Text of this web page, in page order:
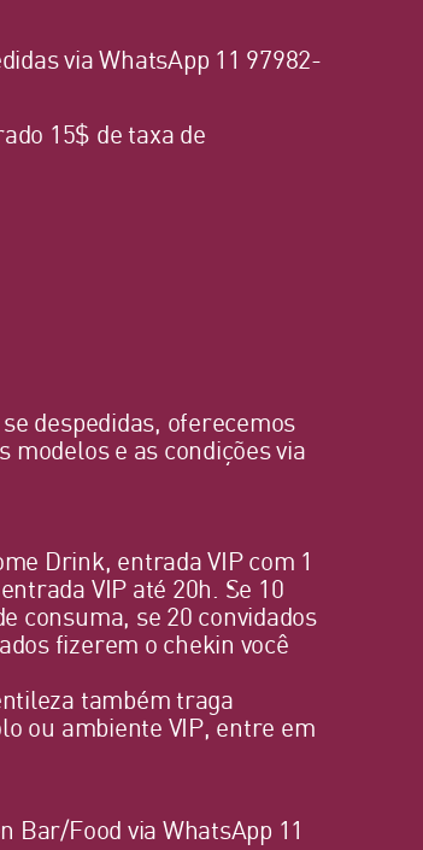
via WhatsApp 11 97982-
15$ de taxa de
despedidas, oferecemos
modelos e as condições via
Drink, entrada VIP com 1
VIP até 20h. Se 10
consuma, se 20 convidados
fizerem o chekin você
também traga
ou ambiente VIP, entre em
Bar/Food via WhatsApp 11